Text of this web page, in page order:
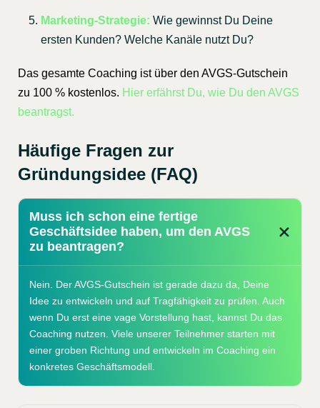
Marketing-Strategie: Wie gewinnst Du Deine
ersten Kunden? Welche Kanäle nutzt Du?
Das gesamte Coaching ist über den AVGS-Gutschein
zu 100 % kostenlos. Hier erfährst Du, wie Du den AVGS
beantragst.
Häufige Fragen zur
Gründungsidee (FAQ)
Muss ich schon eine fertige
Geschäftsidee haben, um den AVGS
zu beantragen?
Nein. Der AVGS-Gutschein ist gerade dazu da, Deine
Idee zu entwickeln und auf Tragfähigkeit zu prüfen. Auch
wenn Du erst eine vage Vorstellung hast, kannst Du das
Coaching nutzen. Viele unserer Teilnehmer starten mit
einer groben Richtung und entwickeln im Coaching ein
konkretes Geschäftsmodell.